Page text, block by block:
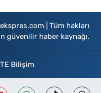
| Tüm hakları
güvenilir haber kaynağı.
TE Bilişim